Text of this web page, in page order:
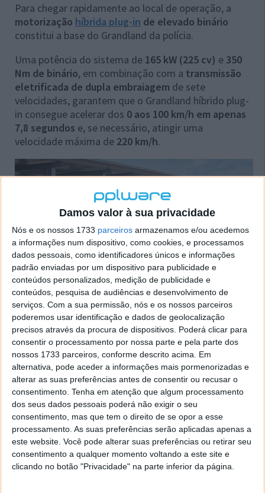
Damos valor à sua privacidade
Nós e os nossos 1733 parceiros armazenamos e/ou acedemos
a informações num dispositivo, como cookies, e processamos
dados pessoais, como identificadores únicos e informações
padrão enviadas por um dispositivo para publicidade e
conteúdos personalizados, medição de publicidade e
conteúdos, pesquisa de audiências e desenvolvimento de
serviços. Com a sua permissão, nós e os nossos parceiros
poderemos usar identificação e dados de geolocalização
precisos através da procura de dispositivos. Poderá clicar para
consentir o processamento por nossa parte e pela parte dos
nossos 1733 parceiros, conforme descrito acima. Em
alternativa, pode aceder a informações mais pormenorizadas e
alterar as suas preferências antes de consentir ou recusar o
consentimento. Tenha em atenção que algum processamento
dos seus dados pessoais poderá não exigir o seu
consentimento, mas que tem o direito de se opor a esse
processamento. As suas preferências serão aplicadas apenas a
este website. Você pode alterar suas preferências ou retirar seu
consentimento a qualquer momento voltando a este site e
clicando no botão "Privacidade" na parte inferior da página.
Para chegar rapidamente ao local de operação, a
motorização híbrida plug-in de elevado binário
constitui a base do Grandland da polícia.
Uma potência do sistema de 165 kW (225 cv) e 350
Nm de binário, em combinação com a transmissão
eletrificada de dupla embraiagem de sete
velocidades, garantem que o Grandland híbrido plug-
in consegue acelerar dos 0 aos 100 km/h em apenas
7,8 segundos e, se necessário, atingir uma
velocidade máxima de 220 km/h.
Na versãoUltimate, apresentada em Leipzig, o
Intelli-Seat Pro, com10 posições de regulação
elétrica, garante mudanças de turno confortáveis
para as costas dos agentes da polícia.
Para a melhor visão geral e visibilidade panorâmica a
qualquer hora do dia ou da noite, a iluminação
adaptativa Intelli-Lux HD, acâmara Intelli-Vision de
360 grause osistema de navegação multimédia,
com ecrã tátila cores de16 polegadas, também
estão a bordo.